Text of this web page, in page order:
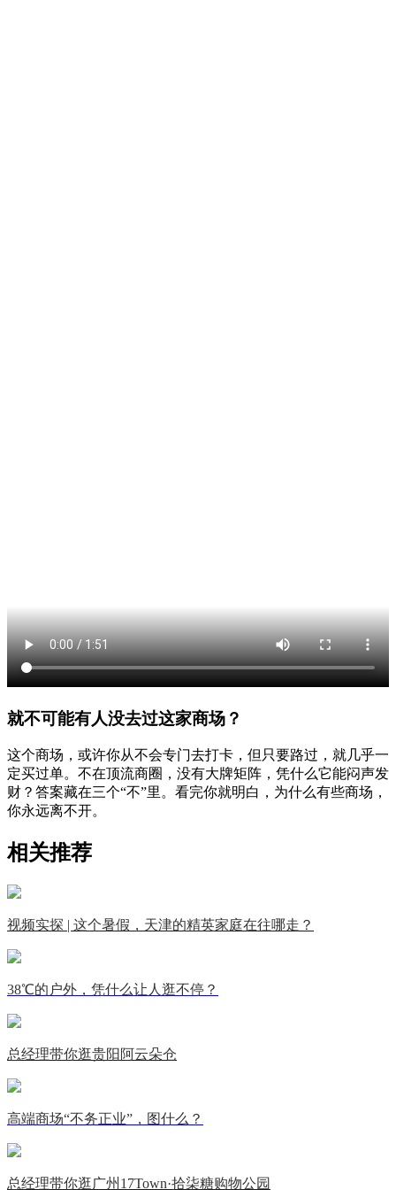
就不可能有人没去过这家商场？
这个商场，或许你从不会专门去打卡，但只要路过，就几乎一
定买过单。不在顶流商圈，没有大牌矩阵，凭什么它能闷声发
财？答案藏在三个“不”里。看完你就明白，为什么有些商场，
你永远离不开。
相关推荐
视频实探 | 这个暑假，天津的精英家庭在往哪走？
38℃的户外，凭什么让人逛不停？
总经理带你逛贵阳阿云朵仓
高端商场“不务正业”，图什么？
总经理带你逛广州17Town·拾柒糖购物公园